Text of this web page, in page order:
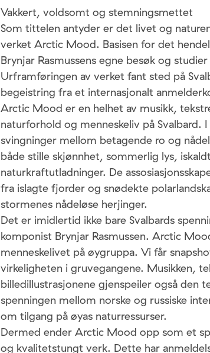
Vakkert, voldsomt og stemningsmettet
Som tittelen antyder er det livet og
verket Arctic Mood. Basisen for det
Brynjar Rasmussens egne besøk og
Urframføringen av verket fant sted på
begeistring fra et internasjonalt
Arctic Mood er en helhet av musikk,
naturforhold og menneskeliv på Svalbard.
svingninger mellom betagende ro og
både stille skjønnhet, sommerlig lys,
naturkraftutladninger. De
fra islagte fjorder og snødekte
stormenes nådeløse herjinger.
Det er imidlertid ikke bare Svalbards
komponist Brynjar Rasmussen. Arctic
menneskelivet på øygruppa. Vi får
virkeligheten i gruvegangene. Musikken,
billedillustrasjonene gjenspeiler også den
spenningen mellom norske og russiske
om tilgang på øyas naturressurser.
Dermed ender Arctic Mood opp som et
og kvalitetstungt verk. Dette har